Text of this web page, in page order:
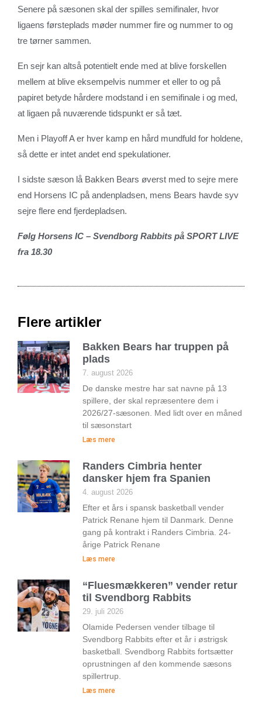
Senere på sæsonen skal der spilles semifinaler, hvor
ligaens førsteplads møder nummer fire og nummer to og
tre tørner sammen.
En sejr kan altså potentielt ende med at blive forskellen
mellem at blive eksempelvis nummer et eller to og på
papiret betyde hårdere modstand i en semifinale i og med,
at ligaen på nuværende tidspunkt er så tæt.
Men i Playoff A er hver kamp en hård mundfuld for holdene,
så dette er intet andet end spekulationer.
I sidste sæson lå Bakken Bears øverst med to sejre mere
end Horsens IC på andenpladsen, mens Bears havde syv
sejre flere end fjerdepladsen.
Følg Horsens IC – Svendborg Rabbits på SPORT LIVE
fra 18.30
Flere artikler
Bakken Bears har truppen på
plads
7. august 2026
De danske mestre har sat navne på 13
spillere, der skal repræsentere dem i
2026/27-sæsonen. Med lidt over en måned
til sæsonstart
Læs mere
Randers Cimbria henter
dansker hjem fra Spanien
4. august 2026
Efter et års i spansk basketball vender
Patrick Renane hjem til Danmark. Denne
gang på kontrakt i Randers Cimbria. 24-
årige Patrick Renane
Læs mere
“Fluesmækkeren” vender retur
til Svendborg Rabbits
29. juli 2026
Olamide Pedersen vender tilbage til
Svendborg Rabbits efter et år i østrigsk
basketball. Svendborg Rabbits fortsætter
oprustningen af den kommende sæsons
spillertrup.
Læs mere